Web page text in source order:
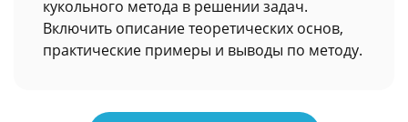
кукольного метода в решении задач.
Включить описание теоретических основ,
практические примеры и выводы по методу.